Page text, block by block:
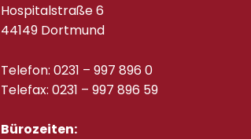
Hospitalstraße 6
44149 Dortmund
Telefon: 0231 – 997 896 0
Telefax: 0231 – 997 896 59
Bürozeiten: